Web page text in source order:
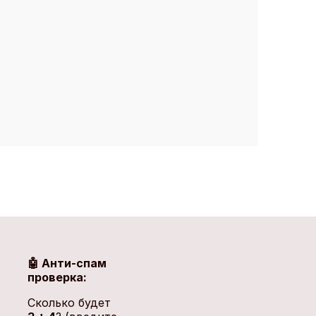
🤖 Анти-спам
проверка:
Сколько будет